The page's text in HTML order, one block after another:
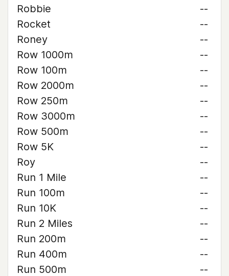
Robbie
--
Rocket
--
Roney
--
Row 1000m
--
Row 100m
--
Row 2000m
--
Row 250m
--
Row 3000m
--
Row 500m
--
Row 5K
--
Roy
--
Run 1 Mile
--
Run 100m
--
Run 10K
--
Run 2 Miles
--
Run 200m
--
Run 400m
--
Run 500m
--